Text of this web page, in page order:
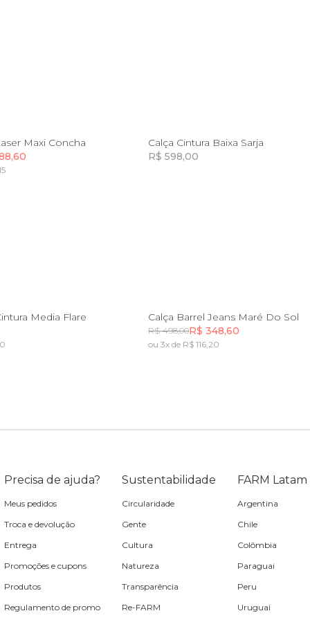
36 44 46
Maxi Concha
36 40
Calça Cintura Baixa Sarja
R$ 598,00
38 40 42
Media Flare 34 40 42
Calça Barrel Jeans Maré Do Sol
R$ 498,00R$ 348,60
ou 3x de R$ 116,20
Precisa de ajuda?
Meus pedidos
Troca e devolução
Entrega
Promoções e cupons
Produtos
Regulamento de promo
Sustentabilidade
Circularidade
Gente
Cultura
Natureza
Transparência
Re-FARM
FARM Latam
Argentina
Chile
Colômbia
Paraguai
Peru
Uruguai